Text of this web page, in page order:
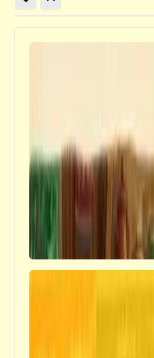
دجاج | أكثر
الحيوانات